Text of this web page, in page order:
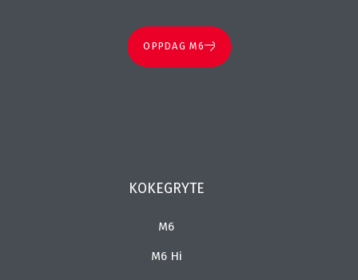
OPPDAG M6
KOKEGRYTE
M6
M6 Hi